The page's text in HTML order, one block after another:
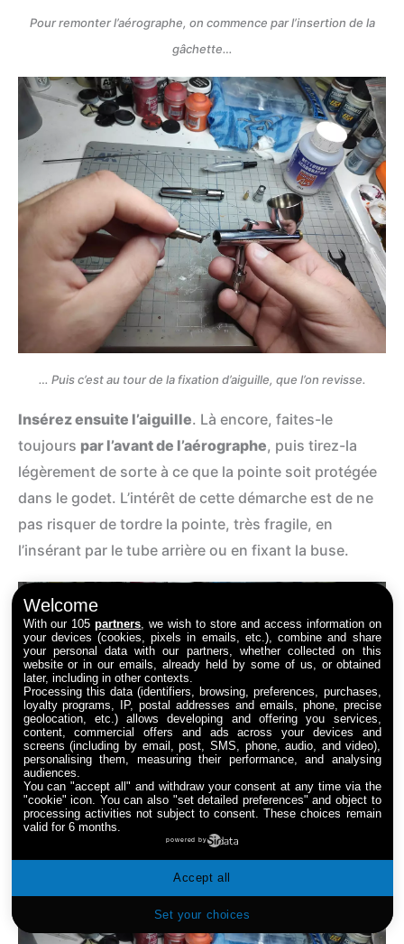
Pour remonter l’aérographe, on commence par l’insertion de la
gâchette…
… Puis c’est au tour de la fixation d’aiguille, que l’on revisse.
Insérez ensuite l’aiguille. Là encore, faites-le
toujours par l’avant de l’aérographe, puis tirez-la
légèrement de sorte à ce que la pointe soit protégée
dans le godet. L’intérêt de cette démarche est de ne
pas risquer de tordre la pointe, très fragile, en
l’insérant par le tube arrière ou en fixant la buse.
On insère l’aiguille par l’avant…
Welcome
With our 105partners , we wish to store and access information on
your devices (cookies, pixels in emails, etc.), combine and share
your personal data with our partners, whether collected on this
website or in our emails, already held by some of us, or obtained
later, including in other contexts.
Processing this data (identifiers, browsing, preferences, purchases,
loyalty programs, IP, postal addresses and emails, phone, precise
geolocation, etc.) allows developing and offering you services,
content, commercial offers and ads across your devices and
screens (including by email, post, SMS, phone, audio, and video),
personalising them, measuring their performance, and analysing
audiences.
You can "accept all" and withdraw your consent at any time via the
"cookie" icon . You can also "set detailed preferences" and object to
processing activities not subject to consent. These choices remain
valid for 6 months.
powered by
Set your choices
Accept all